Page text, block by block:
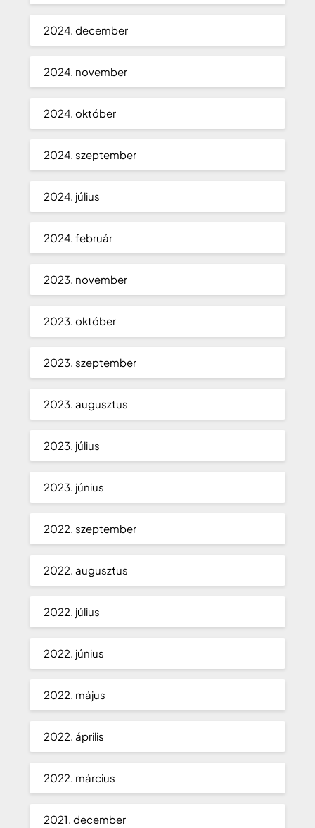
2024. december
2024. november
2024. október
2024. szeptember
2024. július
2024. február
2023. november
2023. október
2023. szeptember
2023. augusztus
2023. július
2023. június
2022. szeptember
2022. augusztus
2022. július
2022. június
2022. május
2022. április
2022. március
2021. december